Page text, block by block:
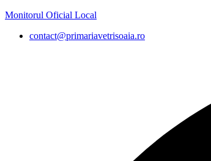
Monitorul Oficial Local
contact@primariavetrisoaia.ro